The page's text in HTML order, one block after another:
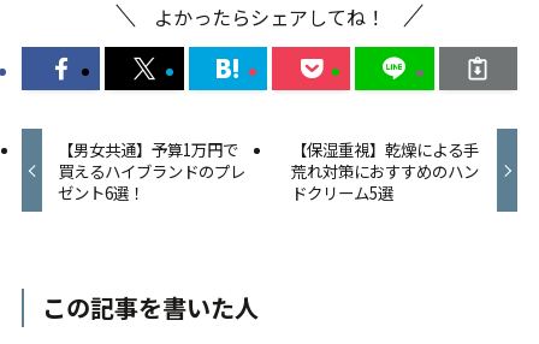
よかったらシェアしてね！
【男女共通】予算1万円で
買えるハイブランドのプレ
ゼント6選！
【保湿重視】乾燥による手
荒れ対策におすすめのハン
ドクリーム5選
この記事を書いた人